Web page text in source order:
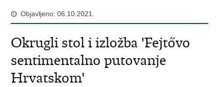
Objavljeno: 06.10.2021.
Okrugli stol i izložba 'Fejtővo
sentimentalno putovanje
Hrvatskom'